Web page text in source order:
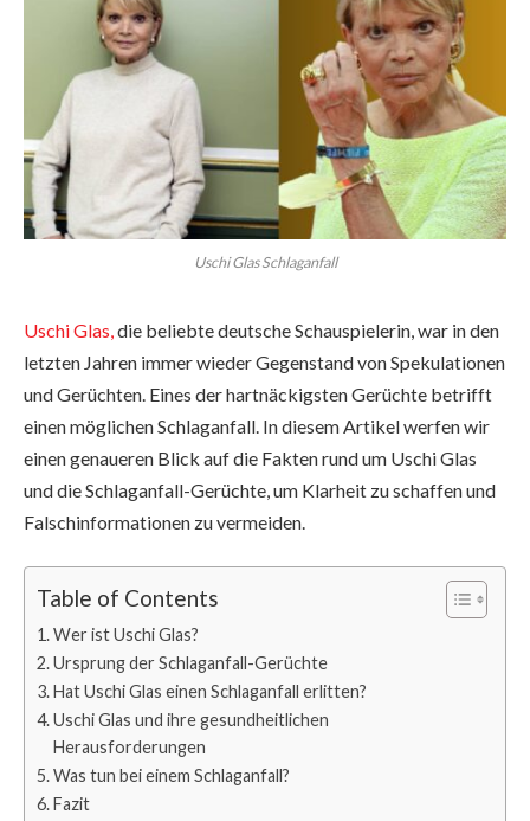
Uschi Glas Schlaganfall
Uschi Glas,die beliebte deutsche Schauspielerin, war in den
letzten Jahren immer wieder Gegenstand von Spekulationen
und Gerüchten. Eines der hartnäckigsten Gerüchte betrifft
einen möglichen Schlaganfall. In diesem Artikel werfen wir
einen genaueren Blick auf die Fakten rund um Uschi Glas
und die Schlaganfall-Gerüchte, um Klarheit zu schaffen und
Falschinformationen zu vermeiden.
Table of Contents
Wer ist Uschi Glas?
Ursprung der Schlaganfall-Gerüchte
Hat Uschi Glas einen Schlaganfall erlitten?
Uschi Glas und ihre gesundheitlichen
Herausforderungen
Was tun bei einem Schlaganfall?
Fazit